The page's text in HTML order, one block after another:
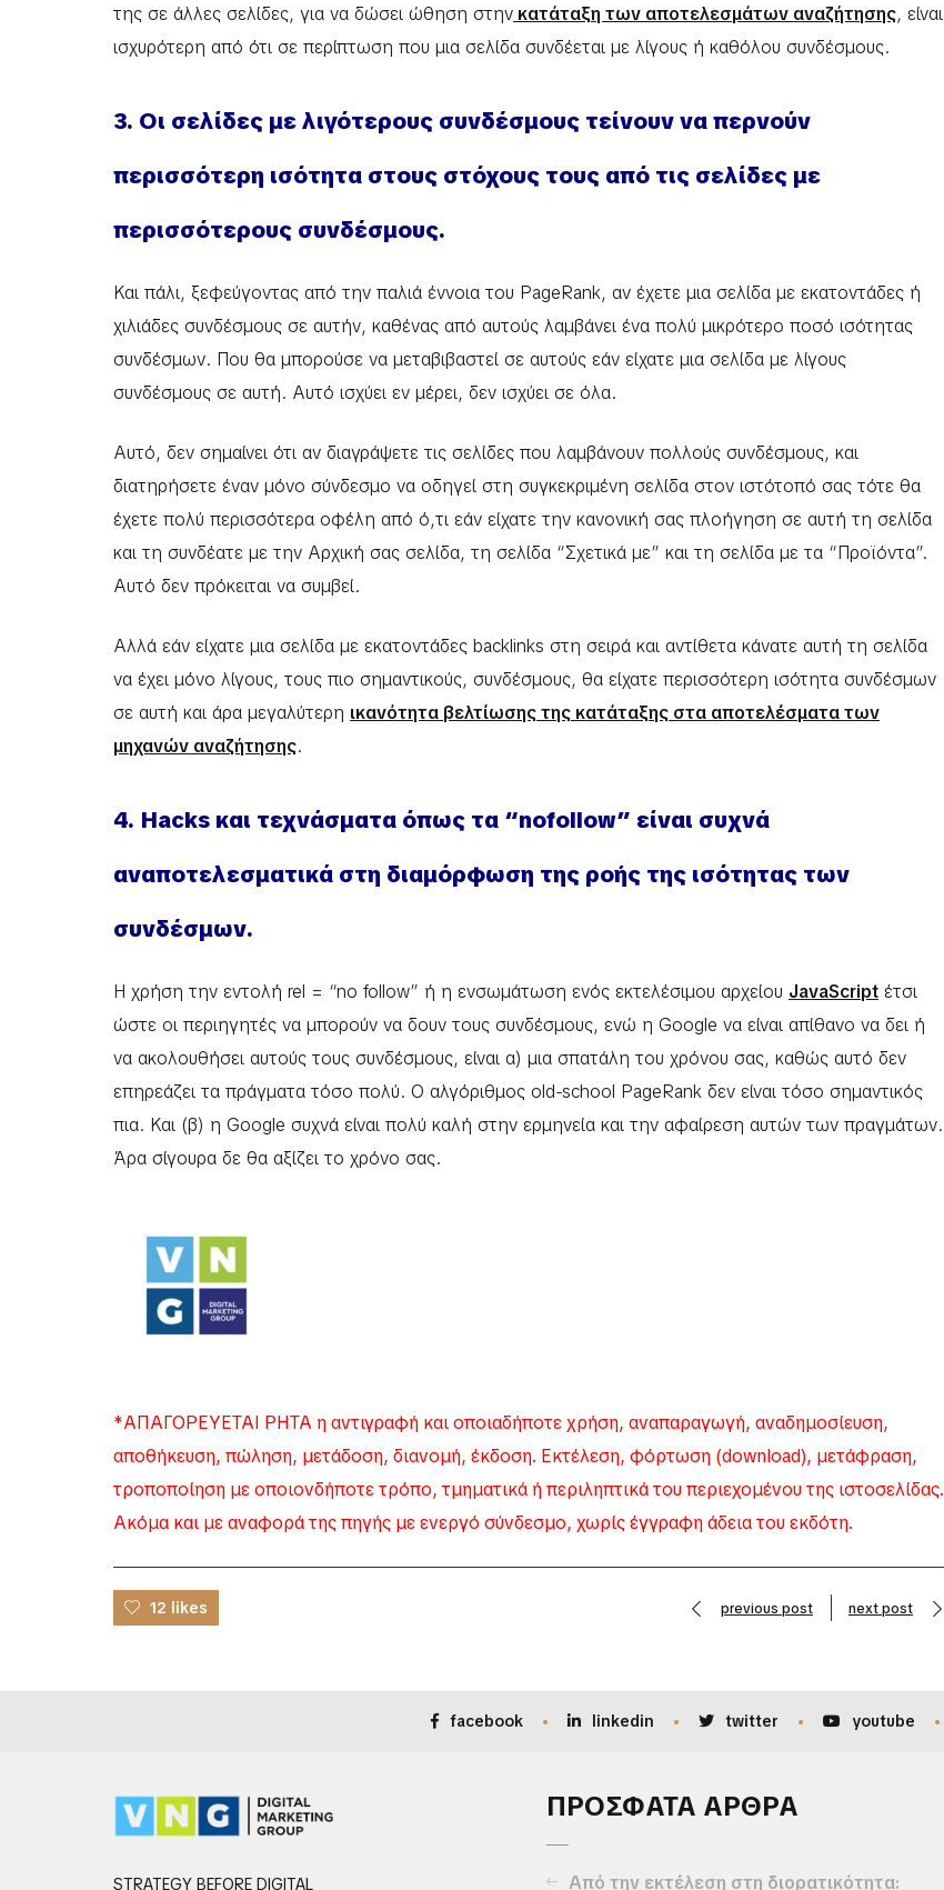
της σε άλλες σελίδες, για να δώσει ώθηση στην κατάταξη των αποτελεσμάτων αναζήτησης, είναι
ισχυρότερη από ότι σε περίπτωση που μια σελίδα συνδέεται με λίγους ή καθόλου συνδέσμους.
3. Οι σελίδες με λιγότερους συνδέσμους τείνουν να περνούν
περισσότερη ισότητα στους στόχους τους από τις σελίδες με
περισσότερους συνδέσμους.
Και πάλι, ξεφεύγοντας από την παλιά έννοια του PageRank, αν έχετε μια σελίδα με εκατοντάδες ή
χιλιάδες συνδέσμους σε αυτήν, καθένας από αυτούς λαμβάνει ένα πολύ μικρότερο ποσό ισότητας
συνδέσμων. Που θα μπορούσε να μεταβιβαστεί σε αυτούς εάν είχατε μια σελίδα με λίγους
συνδέσμους σε αυτή. Αυτό ισχύει εν μέρει, δεν ισχύει σε όλα.
Αυτό, δεν σημαίνει ότι αν διαγράψετε τις σελίδες που λαμβάνουν πολλούς συνδέσμους, και
διατηρήσετε έναν μόνο σύνδεσμο να οδηγεί στη συγκεκριμένη σελίδα στον ιστότοπό σας τότε θα
έχετε πολύ περισσότερα οφέλη από ό,τι εάν είχατε την κανονική σας πλοήγηση σε αυτή τη σελίδα
και τη συνδέατε με την Αρχική σας σελίδα, τη σελίδα “Σχετικά με” και τη σελίδα με τα “Προϊόντα”.
Αυτό δεν πρόκειται να συμβεί.
Αλλά εάν είχατε μια σελίδα με εκατοντάδες backlinks στη σειρά και αντίθετα κάνατε αυτή τη σελίδα
να έχει μόνο λίγους, τους πιο σημαντικούς, συνδέσμους, θα είχατε περισσότερη ισότητα συνδέσμων
σε αυτή και άρα μεγαλύτερη ικανότητα βελτίωσης της κατάταξης στα αποτελέσματα των
μηχανών αναζήτησης.
4. Hacks και τεχνάσματα όπως τα “nofollow” είναι συχνά
αναποτελεσματικά στη διαμόρφωση της ροής της ισότητας των
συνδέσμων.
Η χρήση την εντολή rel = “no follow” ή η ενσωμάτωση ενός εκτελέσιμου αρχείου JavaScript έτσι
ώστε οι περιηγητές να μπορούν να δουν τους συνδέσμους, ενώ η Google να είναι απίθανο να δει ή
να ακολουθήσει αυτούς τους συνδέσμους, είναι α) μια σπατάλη του χρόνου σας, καθώς αυτό δεν
επηρεάζει τα πράγματα τόσο πολύ. Ο αλγόριθμος old-school PageRank δεν είναι τόσο σημαντικός
πια. Και (β) η Google συχνά είναι πολύ καλή στην ερμηνεία και την αφαίρεση αυτών των πραγμάτων.
Άρα σίγουρα δε θα αξίζει το χρόνο σας.
*ΑΠΑΓΟΡΕΥΕΤΑΙ ΡΗΤΑ η αντιγραφή και οποιαδήποτε χρήση, αναπαραγωγή, αναδημοσίευση,
αποθήκευση, πώληση, μετάδοση, διανομή, έκδοση. Εκτέλεση, φόρτωση (download), μετάφραση,
τροποποίηση με οποιονδήποτε τρόπο, τμηματικά ή περιληπτικά του περιεχομένου της ιστοσελίδας.
Ακόμα και με αναφορά της πηγής με ενεργό σύνδεσμο, χωρίς έγγραφη άδεια του εκδότη.
12 likes previous post next post
facebook linkedin twitter youtube
STRATEGY BEFORE DIGITAL
ΠΡΟΣΦΑΤΑ ΑΡΘΡΑ
Από την εκτέλεση στη διορατικότητα: